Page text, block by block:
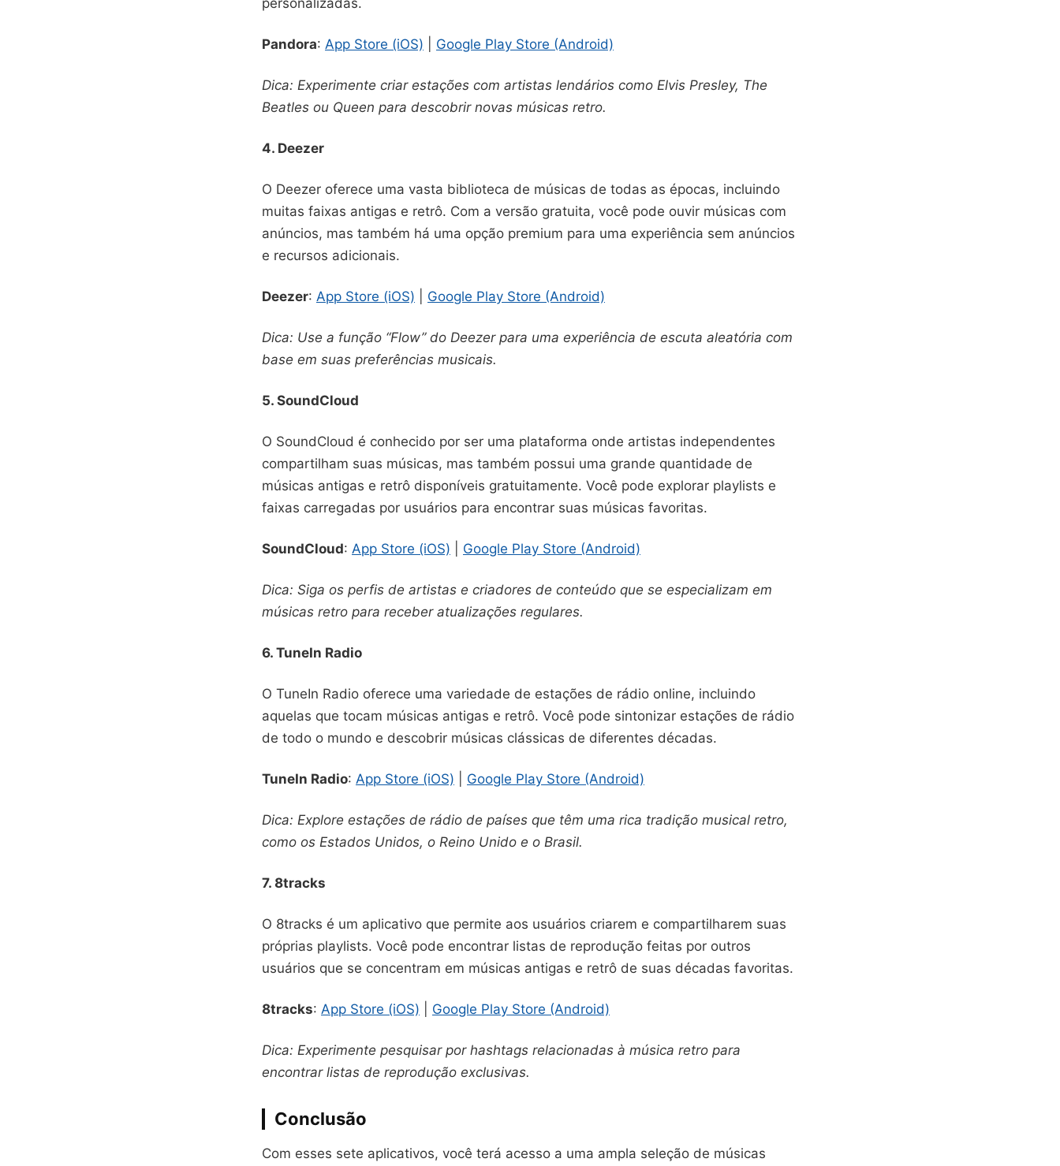
personalizadas.
Pandora: App Store (iOS) Google Play Store (Android)
Dica: Experimente criar estações com artistas lendários como Elvis Presley, The
Beatles ou Queen para descobrir novas músicas retro.
4. Deezer
O Deezer oferece uma vasta biblioteca de músicas de todas as épocas, incluindo
muitas faixas antigas e retrô. Com a versão gratuita, você pode ouvir músicas com
anúncios, mas também há uma opção premium para uma experiência sem anúncios
e recursos adicionais.
Deezer: App Store (iOS) Google Play Store (Android)
Dica: Use a função “Flow” do Deezer para uma experiência de escuta aleatória com
base em suas preferências musicais.
5. SoundCloud
O SoundCloud é conhecido por ser uma plataforma onde artistas independentes
compartilham suas músicas, mas também possui uma grande quantidade de
músicas antigas e retrô disponíveis gratuitamente. Você pode explorar playlists e
faixas carregadas por usuários para encontrar suas músicas favoritas.
SoundCloud: App Store (iOS) Google Play Store (Android)
Dica: Siga os perfis de artistas e criadores de conteúdo que se especializam em
músicas retro para receber atualizações regulares.
6. TuneIn Radio
O TuneIn Radio oferece uma variedade de estações de rádio online, incluindo
aquelas que tocam músicas antigas e retrô. Você pode sintonizar estações de rádio
de todo o mundo e descobrir músicas clássicas de diferentes décadas.
TuneIn Radio: App Store (iOS) Google Play Store (Android)
Dica: Explore estações de rádio de países que têm uma rica tradição musical retro,
como os Estados Unidos, o Reino Unido e o Brasil.
7. 8tracks
O 8tracks é um aplicativo que permite aos usuários criarem e compartilharem suas
próprias playlists. Você pode encontrar listas de reprodução feitas por outros
usuários que se concentram em músicas antigas e retrô de suas décadas favoritas.
8tracks: App Store (iOS) Google Play Store (Android)
Dica: Experimente pesquisar por hashtags relacionadas à música retro para
encontrar listas de reprodução exclusivas.
Conclusão
Com esses sete aplicativos, você terá acesso a uma ampla seleção de músicas